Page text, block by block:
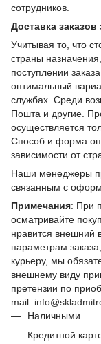
сотрудников.
Доставка заказов
Учитывая то, что
страны
поступлении
оптимальный
службах. Среди
Пошта и другие.
осуществляется
Способ и форма
зависимости от
Наши менеджеры
связанным с
Примечания: При
осматривайте
нравится внешний
параметрам
курьеру, мы
внешнему виду
претензии по
mail:
Наличными
Кредитной